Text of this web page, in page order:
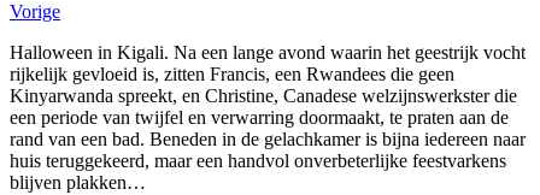
Vorige
Halloween in Kigali. Na een lange avond waarin het geestrijk vocht
rijkelijk gevloeid is, zitten Francis, een Rwandees die geen
Kinyarwanda spreekt, en Christine, Canadese welzijnswerkster die
een periode van twijfel en verwarring doormaakt, te praten aan de
rand van een bad. Beneden in de gelachkamer is bijna iedereen naar
huis teruggekeerd, maar een handvol onverbeterlijke feestvarkens
blijven plakken…